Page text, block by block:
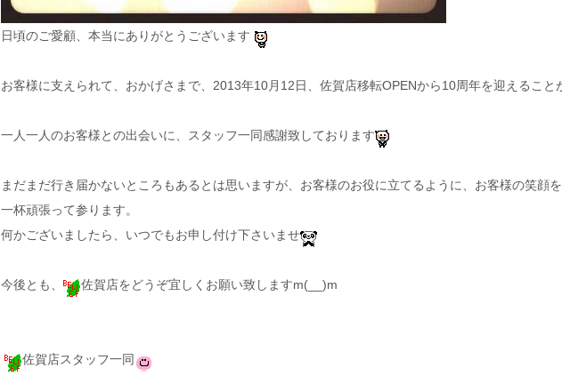
日頃のご愛顧、本当にありがとうございます
お客様に支えられて、おかげさまで、2013年10月12日、佐賀店移転OPENから10周年を迎えること
一人一人のお客様との出会いに、スタッフ一同感謝致しております
まだまだ行き届かないところもあるとは思いますが、お客様のお役に立てるように、お客様の笑顔
一杯頑張って参ります。
何かございましたら、いつでもお申し付け下さいませ
今後とも、 佐賀店をどうぞ宜しくお願い致しますm(__)m
佐賀店スタッフ一同